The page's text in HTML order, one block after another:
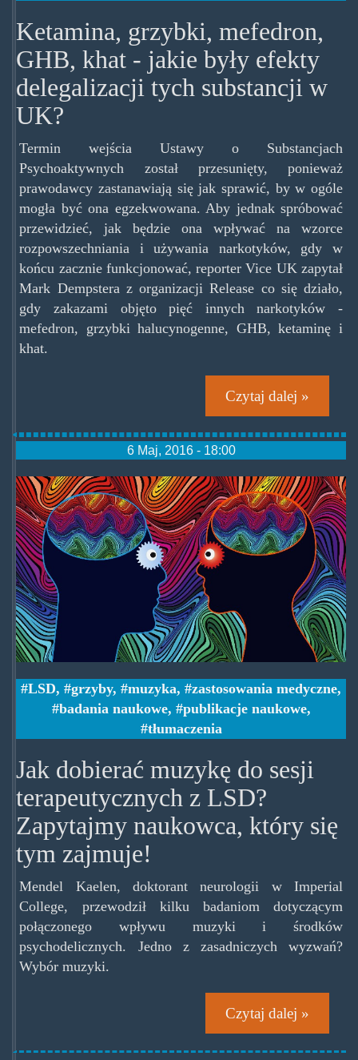
Ketamina, grzybki, mefedron,
GHB, khat - jakie były efekty
delegalizacji tych substancji w
UK?
Termin wejścia Ustawy o Substancjach
Psychoaktywnych został przesunięty, ponieważ
prawodawcy zastanawiają się jak sprawić, by w ogóle
mogła być ona egzekwowana. Aby jednak spróbować
przewidzieć, jak będzie ona wpływać na wzorce
rozpowszechniania i używania narkotyków, gdy w
końcu zacznie funkcjonować, reporter Vice UK zapytał
Mark Dempstera z organizacji Release co się działo,
gdy zakazami objęto pięć innych narkotyków -
mefedron, grzybki halucynogenne, GHB, ketaminę i
khat.
Czytaj dalej »
6 Maj, 2016 - 18:00
lsdmusicchoice.jpg
LSD, grzyby, muzyka, zastosowania medyczne,
badania naukowe, publikacje naukowe,
tłumaczenia
Jak dobierać muzykę do sesji
terapeutycznych z LSD?
Zapytajmy naukowca, który się
tym zajmuje!
Mendel Kaelen, doktorant neurologii w Imperial
College, przewodził kilku badaniom dotyczącym
połączonego wpływu muzyki i środków
psychodelicznych. Jedno z zasadniczych wyzwań?
Wybór muzyki.
Czytaj dalej »